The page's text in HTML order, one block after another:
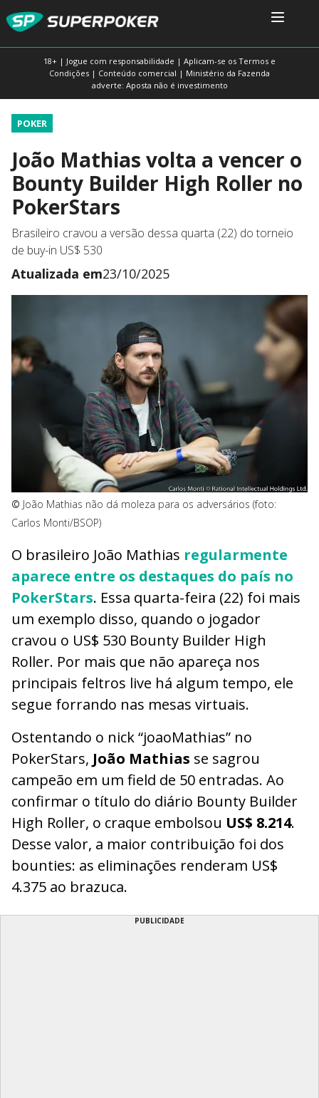
18+ | Jogue com responsabilidade | Aplicam-se os Termos e
Condições | Conteúdo comercial | Ministério da Fazenda
adverte: Aposta não é investimento
POKER
João Mathias volta a vencer o
Bounty Builder High Roller no
PokerStars
Brasileiro cravou a versão dessa quarta (22) do torneio
de buy-in US$ 530
Atualizada em23/10/2025
© João Mathias não dá moleza para os adversários (foto:
Carlos Monti/BSOP)
O brasileiro João Mathias regularmente
aparece entre os destaques do país no
PokerStars. Essa quarta-feira (22) foi mais
um exemplo disso, quando o jogador
cravou o US$ 530 Bounty Builder High
Roller. Por mais que não apareça nos
principais feltros live há algum tempo, ele
segue forrando nas mesas virtuais.
Ostentando o nick “joaoMathias” no
PokerStars, João Mathias se sagrou
campeão em um field de 50 entradas. Ao
confirmar o título do diário Bounty Builder
High Roller, o craque embolsou US$ 8.214.
Desse valor, a maior contribuição foi dos
bounties: as eliminações renderam US$
4.375 ao brazuca.
PUBLICIDADE